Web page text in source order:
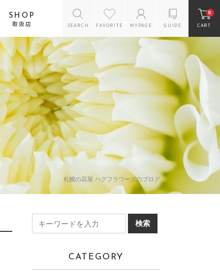
花のスタイルから探す
バラのギフト アレンジメント
花束 プリザーブドフラワー
ギフトセット お供えギフトセット
リース ドライフラワー
ラン鉢 花瓶
雑貨・ケアグッズ スタンドフラワー
オーダー商品
SHOP
取扱店 SEARCH FAVORITE MYPAGE GUIDE
0
CART
札幌の花屋 ハグフラワーズのブログ
CATEGORY